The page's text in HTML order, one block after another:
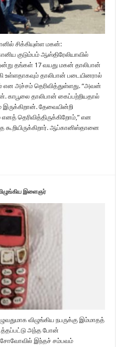
சிக்கியுள்ள மகன்:
குடும்பம் ஆஸ்திரேலியாவில்
தங்கள் 17 வயது மகன் தாலிபான்
உள்ளதாகவும் தாலிபான் படையினரால்
என அச்சம் தெரிவித்துள்ளது. “அவன்
காபூலை தாலிபான் கைப்பற்றியதால்
இருக்கிறான். தேவையின்றி
தெரிவித்திருக்கிறோம்,” என
ஆப்கானிஸ்தானை
இளைஞர்
விழுங்கிய நபருக்கு இம்மாதத்
அந்த போன்
இந்தச் சம்பவம்